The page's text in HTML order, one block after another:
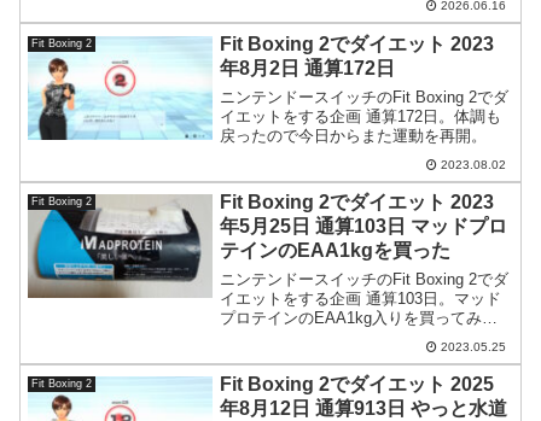
2026.06.16
Fit Boxing 2
Fit Boxing 2でダイエット 2023
年8月2日 通算172日
ニンテンドースイッチのFit Boxing 2でダ
イエットをする企画 通算172日。体調も
戻ったので今日からまた運動を再開。
2023.08.02
Fit Boxing 2
Fit Boxing 2でダイエット 2023
年5月25日 通算103日 マッドプロ
テインのEAA1kgを買った
ニンテンドースイッチのFit Boxing 2でダ
イエットをする企画 通算103日。マッド
プロテインのEAA1kg入りを買ってみま
2023.05.25
Fit Boxing 2
Fit Boxing 2でダイエット 2025
年8月12日 通算913日 やっと水道